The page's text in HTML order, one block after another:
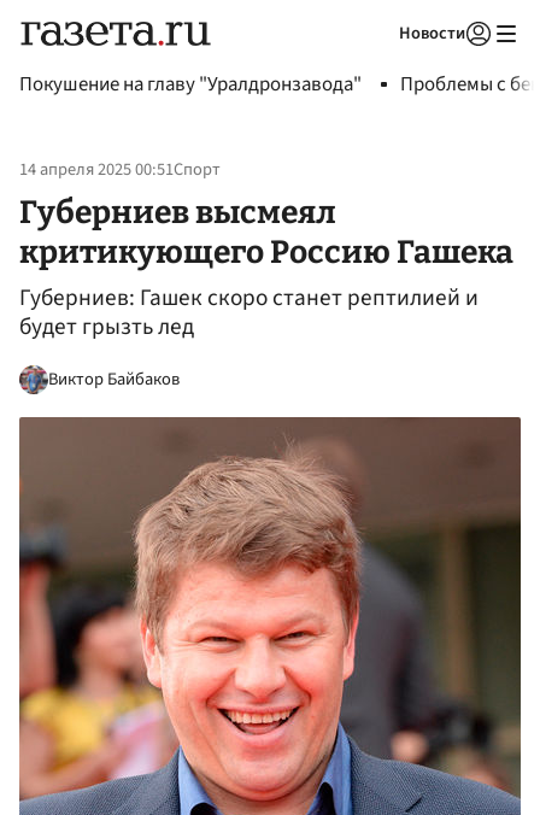
Новости
Покушение на главу "Уралдронзавода" Проблемы с
14 апреля 2025 00:51Спорт
Губерниев высмеял
критикующего Россию Гашека
Губерниев: Гашек скоро станет рептилией и
будет грызть лед
Виктор Байбаков